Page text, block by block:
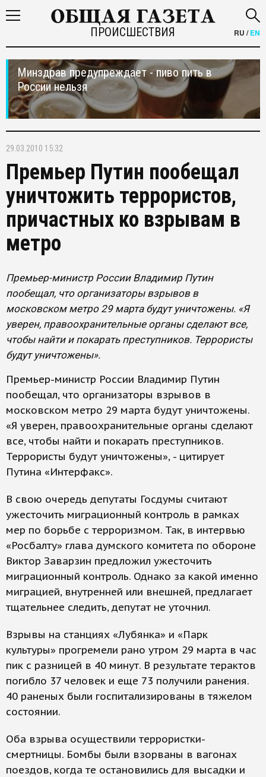
ПРОИСШЕСТВИЯ RU /EN
Минздрав предупреждает - пиво пить в
России нельзя
29.03.2010 15:32
Премьер Путин пообещал
уничтожить террористов,
причастных ко взрывам в
метро
Премьер-министр России Владимир Путин
пообещал, что организаторы взрывов в
московском метро 29 марта будут уничтожены. «Я
уверен, правоохранительные органы сделают все,
чтобы найти и покарать преступников. Террористы
будут уничтожены».
Премьер-министр России Владимир Путин
пообещал, что организаторы взрывов в
московском метро 29 марта будут уничтожены.
«Я уверен, правоохранительные органы сделают
все, чтобы найти и покарать преступников.
Террористы будут уничтожены», - цитирует
Путина «Интерфакс».
В свою очередь депутаты Госдумы считают
ужесточить миграционный контроль в рамках
мер по борьбе с терроризмом. Так, в интервью
«Росбалту» глава думского комитета по обороне
Виктор Заварзин предложил ужесточить
миграционный контроль. Однако за какой именно
миграцией, внутренней или внешней, предлагает
тщательнее следить, депутат не уточнил.
Взрывы на станциях «Лубянка» и «Парк
культуры» прогремели рано утром 29 марта в час
пик с разницей в 40 минут. В результате терактов
погибло 37 человек и еще 73 получили ранения.
40 раненых были госпитализированы в тяжелом
состоянии.
Оба взрыва осуществили террористки-
смертницы. Бомбы были взорваны в вагонах
поездов, когда те остановились для высадки и